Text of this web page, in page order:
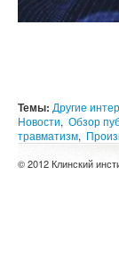
Темы: Другие
Новости, Обзор
травматизм,
© 2012 Клинский